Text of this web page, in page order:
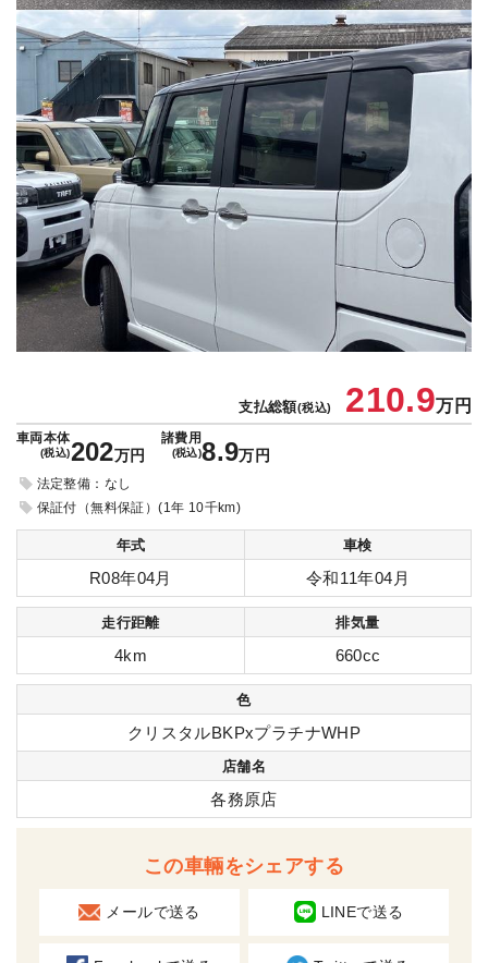
支払総額(税込) 210.9万円
車両本体
(税込)202万円
諸費用
(税込)8.9万円
法定整備：なし
保証付（無料保証）(1年 10千km)
年式 車検
R08年04月 令和11年04月
走行距離 排気量
4km 660cc
色
クリスタルBKPxプラチナWHP
店舗名
各務原店
この車輛をシェアする
メールで送る LINEで送る